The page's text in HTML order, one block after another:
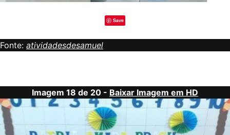
Save
Fonte: atividadesdesamuel
Imagem 18 de 20 - Baixar Imagem em HD